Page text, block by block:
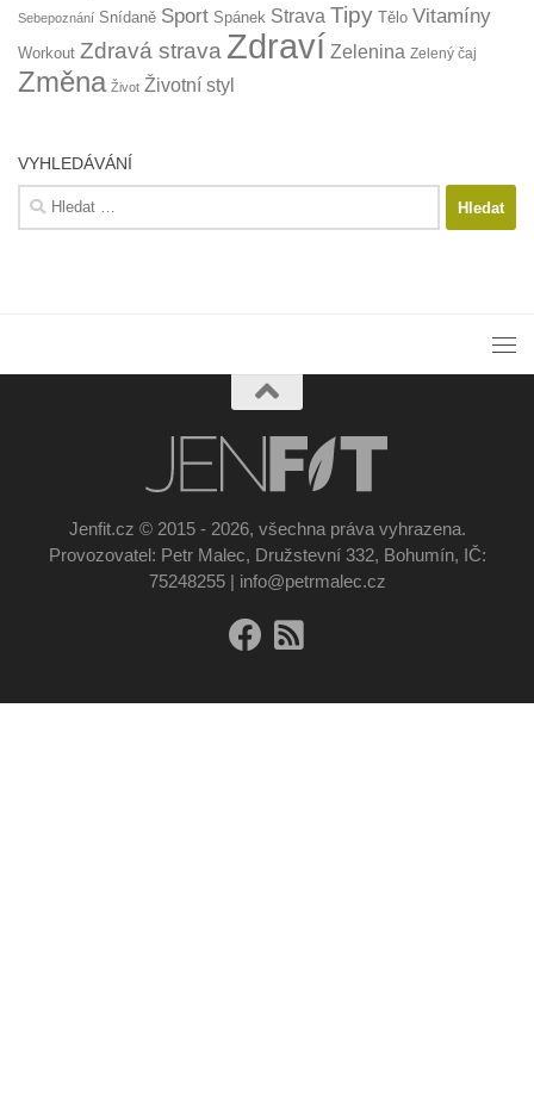
Sebepoznání Snídaně Sport Spánek Strava Tipy Tělo Vitamíny
Workout Zdravá strava Zdraví Zelenina Zelený čaj
Změna Život Životní styl
VYHLEDÁVÁNÍ
Vyhledávání
Jenfit.cz © 2015 - 2026, všechna práva vyhrazena.
Provozovatel: Petr Malec, Družstevní 332, Bohumín, IČ:
75248255 | info@petrmalec.cz